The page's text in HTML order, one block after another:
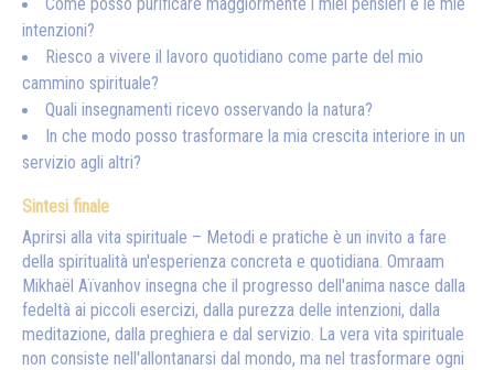
intenzioni?
Riesco a vivere il lavoro quotidiano come parte del mio
cammino spirituale?
Quali insegnamenti ricevo osservando la natura?
In che modo posso trasformare la mia crescita interiore in un
servizio agli altri?
Sintesi finale
Aprirsi alla vita spirituale – Metodi e pratiche è un invito a fare
della spiritualità un'esperienza concreta e quotidiana. Omraam
Mikhaël Aïvanhov insegna che il progresso dell'anima nasce dalla
fedeltà ai piccoli esercizi, dalla purezza delle intenzioni, dalla
meditazione, dalla preghiera e dal servizio. La vera vita spirituale
non consiste nell'allontanarsi dal mondo, ma nel trasformare ogni